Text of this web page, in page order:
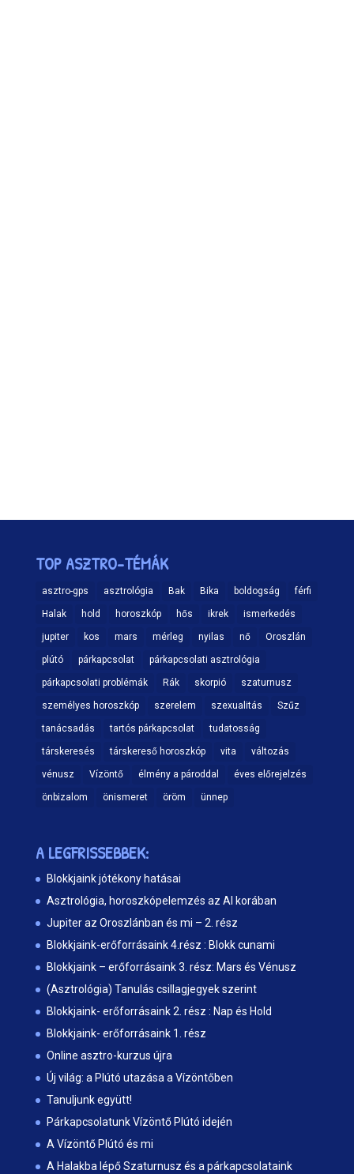
TOP ASZTRO-TÉMÁK
asztro-gps asztrológia Bak Bika boldogság férfi
Halak hold horoszkóp hős ikrek ismerkedés
jupiter kos mars mérleg nyilas nő Oroszlán
plútó párkapcsolat párkapcsolati asztrológia
párkapcsolati problémák Rák skorpió szaturnusz
személyes horoszkóp szerelem szexualitás Szűz
tanácsadás tartós párkapcsolat tudatosság
társkeresés társkereső horoszkóp vita változás
vénusz Vízöntő élmény a pároddal éves előrejelzés
önbizalom önismeret öröm ünnep
A LEGFRISSEBBEK:
Blokkjaink jótékony hatásai
Asztrológia, horoszkópelemzés az AI korában
Jupiter az Oroszlánban és mi – 2. rész
Blokkjaink-erőforrásaink 4.rész : Blokk cunami
Blokkjaink – erőforrásaink 3. rész: Mars és Vénusz
(Asztrológia) Tanulás csillagjegyek szerint
Blokkjaink- erőforrásaink 2. rész : Nap és Hold
Blokkjaink- erőforrásaink 1. rész
Online asztro-kurzus újra
Új világ: a Plútó utazása a Vízöntőben
Tanuljunk együtt!
Párkapcsolatunk Vízöntő Plútó idején
A Vízöntő Plútó és mi
A Halakba lépő Szaturnusz és a párkapcsolataink